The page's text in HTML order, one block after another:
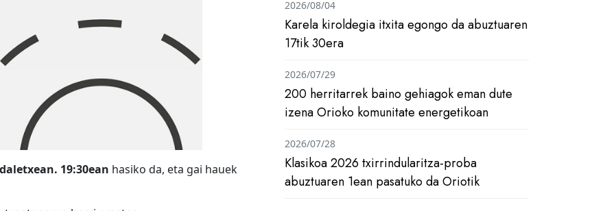
19:30ean hasiko da, eta gai hauek
Karela kiroldegia itxita egongo da abuztuaren
17tik 30era
2026/08/04
200 herritarrek baino gehiagok eman dute
izena Orioko komunitate energetikoan
2026/07/29
Klasikoa 2026 txirrindularitza-proba
abuztuaren 1ean pasatuko da Oriotik
2026/07/28